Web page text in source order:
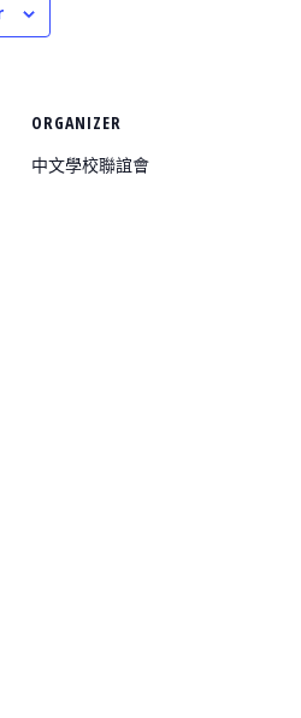
ORGANIZER
中文學校聯誼會